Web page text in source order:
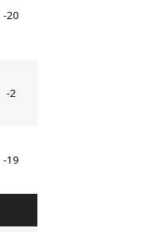
-20
-2
-19